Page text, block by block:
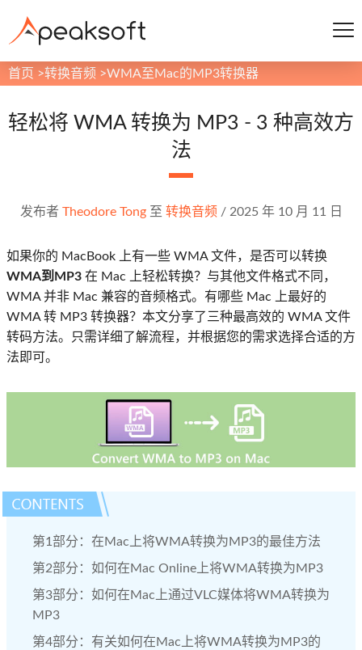
首页 >转换音频 >WMA至Mac的MP3转换器
轻松将 WMA 转换为 MP3 - 3 种高效方
法
发布者 Theodore Tong至 转换音频 / 2025 年 10 月 11 日
如果你的 MacBook 上有一些 WMA 文件，是否可以转换
WMA到MP3 在 Mac 上轻松转换？与其他文件格式不同，
WMA 并非 Mac 兼容的音频格式。有哪些 Mac 上最好的
WMA 转 MP3 转换器？本文分享了三种最高效的 WMA 文件
转码方法。只需详细了解流程，并根据您的需求选择合适的方
法即可。
第1部分：在Mac上将WMA转换为MP3的最佳方法
第2部分：如何在Mac Online上将WMA转换为MP3
第3部分：如何在Mac上通过VLC媒体将WMA转换为
MP3
第4部分：有关如何在Mac上将WMA转换为MP3的